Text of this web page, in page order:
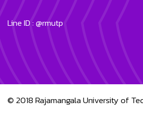
Line ID : @rmutp
© 2018Rajamangala University of